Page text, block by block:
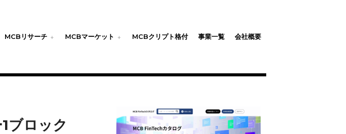
MCBリサーチ MCBマーケット MCBクリプト格付 事業一覧 会社概要
ブロック